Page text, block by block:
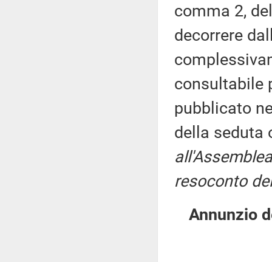
comma 2,
decorrere
consultabile
pubblicato
della seduta
resoconto
Annunzio